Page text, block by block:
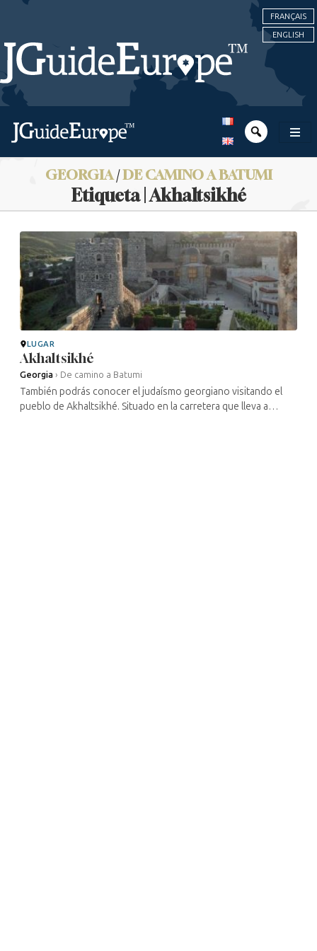
FRANÇAIS
ENGLISH
GEORGIA/DE CAMINO A BATUMI
Etiqueta | Akhaltsikhé
LUGAR
Akhaltsikhé
Georgia › De camino a Batumi
También podrás conocer el judaísmo georgiano visitando el
pueblo de Akhaltsikhé. Situado en la carretera que lleva a